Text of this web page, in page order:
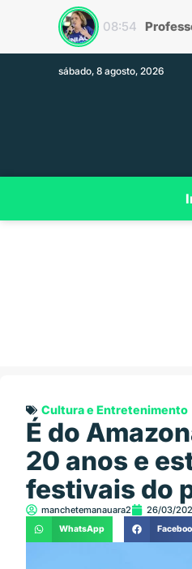
13:33 Plano
sábado, 8 agosto, 2026
Cultura e Entretenimento
É do
20 anos e
festivais do
manchetemanauara2 26/03/
WhatsApp